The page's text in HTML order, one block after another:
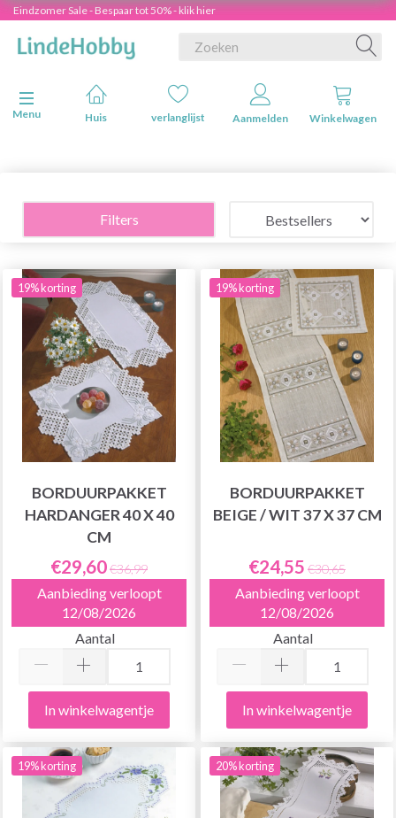
Eindzomer Sale - Bespaar tot 50% - klik hier
Navigatie in-/uitschakelen
Menu
Huis verlanglijst Aanmelden Winkelwagen
Filters
19% korting
BORDUURPAKKET
HARDANGER 40 X 40
CM
€29,60€36,99
Aanbieding verloopt
12/08/2026
Aantal
In winkelwagentje
19% korting
BORDUURPAKKET
BEIGE / WIT 37 X 37 CM
€24,55 €30,65
Aanbieding verloopt
12/08/2026
Aantal
In winkelwagentje
19% korting 20% korting